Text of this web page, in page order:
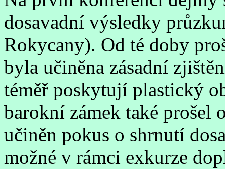
dosavadní výsledky
Rokycany). Od té doby
byla učiněna zásadní
téměř poskytují plastický
barokní zámek také prošel
učiněn pokus o shrnutí
možné v rámci exkurze